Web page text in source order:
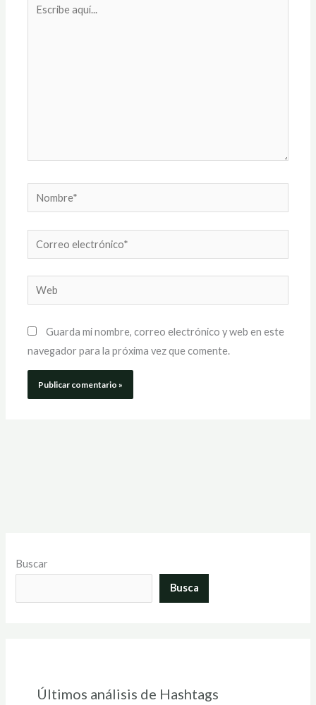
Nombre*
Correo
electrónico*
Web
Guarda mi nombre, correo electrónico y web en este
navegador para la próxima vez que comente.
Buscar
Busca
Últimos análisis de Hashtags